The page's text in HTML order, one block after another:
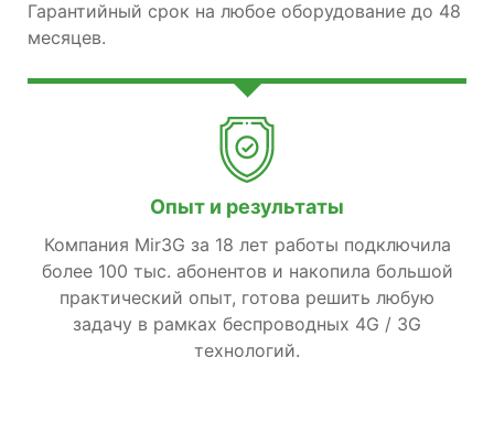
Гарантийный срок на любое оборудование до 48
месяцев.
Опыт и результаты
Компания Mir3G за 18 лет работы подключила
более 100 тыс. абонентов и накопила большой
практический опыт, готова решить любую
задачу в рамках беспроводных 4G / 3G
технологий.